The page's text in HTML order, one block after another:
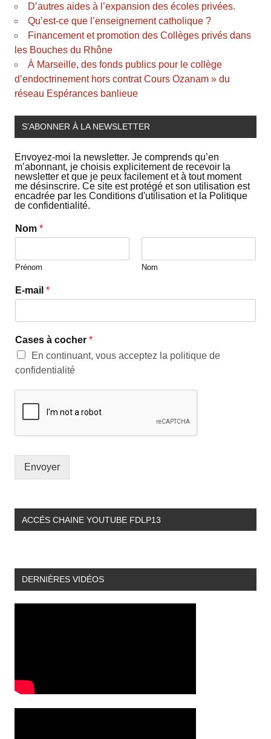
D’autres aides à l’expansion des écoles privées.
Qu’est-ce que l’enseignement catholique ?
Financement et promotion des Collèges privés dans
les Bouches du Rhône
À Marseille, des fonds publics pour le collège
d’endoctrinement hors contrat Cours Ozanam » du
réseau Espérances banlieue
S’ABONNER À LA NEWSLETTER
Envoyez-moi la newsletter. Je comprends qu’en
m’abonnant, je choisis explicitement de recevoir la
newsletter et que je peux facilement et à tout moment
me désinscrire. Ce site est protégé et son utilisation est
encadrée par les Conditions d'utilisation et la Politique
de confidentialité.
Nom *
Prénom Nom
E-mail *
Cases à cocher *
En continuant, vous acceptez la politique de
confidentialité
Envoyer
ACCÉS CHAINE YOUTUBE FDLP13
DERNIÈRES VIDÉOS